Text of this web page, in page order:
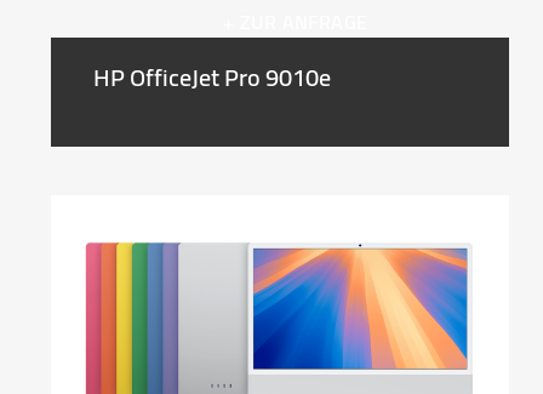
HP OfficeJet Pro 9010e